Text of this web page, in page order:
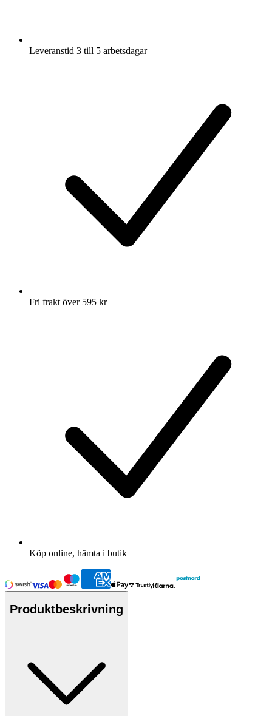
Leveranstid 3 till 5 arbetsdagar
Fri frakt över 595 kr
Köp online, hämta i butik
Produktbeskrivning